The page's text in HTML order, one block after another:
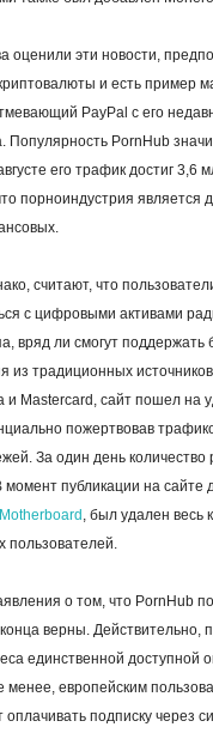
оценили эти новости,
и есть пример
PayPal с его
Популярность PornHub
его трафик достиг 3,6
порноиндустрия является
считают, что
с цифровыми активами
вряд ли смогут поддержать
из традиционных
и Mastercard, сайт пошел на
пожертвовав
За один день количество
публикации на сайте
Motherboard , был удален весь
о том, что PornHub
верны. Действительно,
единственной доступной
менее, европейским
подписку через